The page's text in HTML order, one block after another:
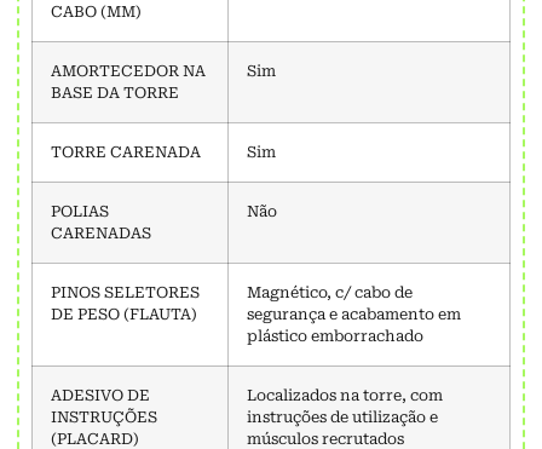
CABO (MM)
AMORTECEDOR NA
BASE DA TORRE
Sim
TORRE CARENADA Sim
POLIAS
CARENADAS
Não
PINOS SELETORES
DE PESO (FLAUTA)
Magnético, c/ cabo de
segurança e acabamento em
plástico emborrachado
ADESIVO DE
INSTRUÇÕES
(PLACARD)
Localizados na torre, com
instruções de utilização e
músculos recrutados